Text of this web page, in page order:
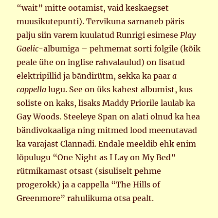
“wait” mitte ootamist, vaid keskaegset
muusikutepunti). Tervikuna sarnaneb päris
palju siin varem kuulatud Runrigi esimesePlay
Gaelic-albumiga – pehmemat sorti folgile (kõik
peale ühe on inglise rahvalaulud) on lisatud
elektripillid ja bändirütm, sekka ka paara
cappella lugu. See on üks kahest albumist, kus
soliste on kaks, lisaks Maddy Priorile laulab ka
Gay Woods. Steeleye Span on alati olnud ka hea
bändivokaaliga ning mitmed lood meenutavad
ka varajast Clannadi. Endale meeldib ehk enim
lõpulugu “One Night as I Lay on My Bed”
rütmikamast otsast (sisuliselt pehme
progerokk) ja a cappella “The Hills of
Greenmore” rahulikuma otsa pealt.